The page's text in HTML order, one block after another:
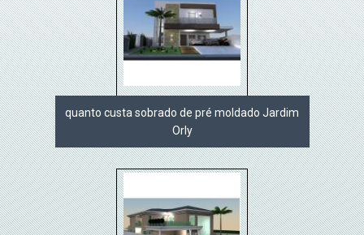
quanto custa sobrado de pré moldado Jardim
Orly